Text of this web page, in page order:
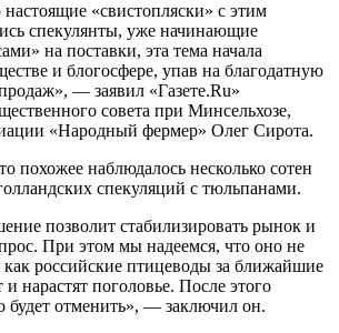
«свистопляски» с этим
спекулянты, уже начинающие
на поставки, эта тема начала
и блогосфере, упав на благодатную
— заявил «Газете.Ru»
совета при Минсельхозе,
«Народный фермер» Олег Сирота.
похожее наблюдалось несколько сотен
спекуляций с тюльпанами.
позволит стабилизировать рынок и
При этом мы надеемся, что оно не
как российские птицеводы за ближайшие
нарастят поголовье. После этого
отменить», — заключил он.